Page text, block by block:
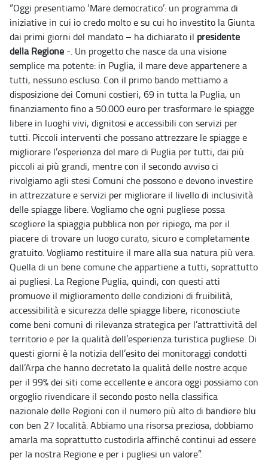
“Oggi presentiamo ‘Mare democratico’: un programma di
iniziative in cui io credo molto e su cui ho investito la Giunta
dai primi giorni del mandato – ha dichiarato il presidente
della Regione -. Un progetto che nasce da una visione
semplice ma potente: in Puglia, il mare deve appartenere a
tutti, nessuno escluso. Con il primo bando mettiamo a
disposizione dei Comuni costieri, 69 in tutta la Puglia, un
finanziamento fino a 50.000 euro per trasformare le spiagge
libere in luoghi vivi, dignitosi e accessibili con servizi per
tutti. Piccoli interventi che possano attrezzare le spiagge e
migliorare l’esperienza del mare di Puglia per tutti, dai più
piccoli ai più grandi, mentre con il secondo avviso ci
rivolgiamo agli stesi Comuni che possono e devono investire
in attrezzature e servizi per migliorare il livello di inclusività
delle spiagge libere. Vogliamo che ogni pugliese possa
scegliere la spiaggia pubblica non per ripiego, ma per il
piacere di trovare un luogo curato, sicuro e completamente
gratuito. Vogliamo restituire il mare alla sua natura più vera.
Quella di un bene comune che appartiene a tutti, soprattutto
ai pugliesi. La Regione Puglia, quindi, con questi atti
promuove il miglioramento delle condizioni di fruibilità,
accessibilità e sicurezza delle spiagge libere, riconosciute
come beni comuni di rilevanza strategica per l’attrattività del
territorio e per la qualità dell’esperienza turistica pugliese. Di
questi giorni è la notizia dell’esito dei monitoraggi condotti
dall’Arpa che hanno decretato la qualità delle nostre acque
per il 99% dei siti come eccellente e ancora oggi possiamo con
orgoglio rivendicare il secondo posto nella classifica
nazionale delle Regioni con il numero più alto di bandiere blu
con ben 27 località. Abbiamo una risorsa preziosa, dobbiamo
amarla ma soprattutto custodirla affinché continui ad essere
per la nostra Regione e per i pugliesi un valore”.